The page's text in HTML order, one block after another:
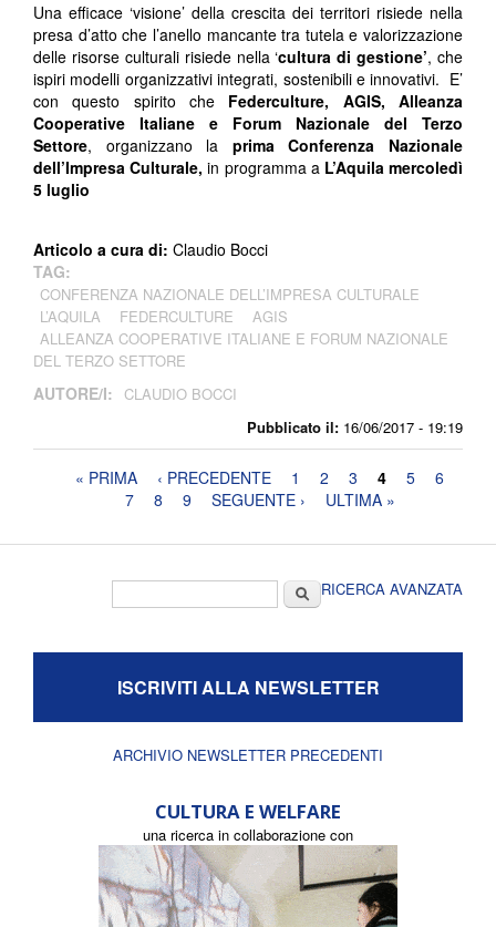
Pubblicato il: 16/06/2017 - 19:19
Una efficace ‘visione’ della crescita dei territori risiede nella
presa d’atto che l’anello mancante tra tutela e valorizzazione
delle risorse culturali risiede nella ‘cultura di gestione’, che
ispiri modelli organizzativi integrati, sostenibili e innovativi. E’
con questo spirito che Federculture, AGIS, Alleanza
Cooperative Italiane e Forum Nazionale del Terzo
Settore, organizzano la prima
Conferenza Nazionale
dell’Impresa Culturale,in programma a L’Aquila mercoledì
5 luglio
Articolo a cura di: Claudio Bocci
TAG:
CONFERENZA NAZIONALE DELL’IMPRESA CULTURALE
L’AQUILA
FEDERCULTURE
AGIS
ALLEANZA COOPERATIVE ITALIANE E FORUM NAZIONALE
DEL TERZO SETTORE
AUTORE/I: CLAUDIO BOCCI
Pagine« PRIMA ‹ PRECEDENTE 1 2 3 4 5
6
7
8 9 SEGUENTE › ULTIMA »
CercaRICERCA AVANZATA
ISCRIVITI ALLA NEWSLETTER
ARCHIVIO NEWSLETTER PRECEDENTI
CULTURA E WELFARE
una ricerca in collaborazione con